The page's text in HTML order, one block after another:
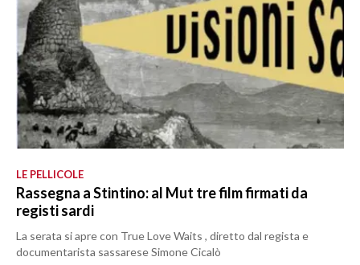
LE PELLICOLE
Rassegna a Stintino: al Mut tre film firmati da
registi sardi
La serata si apre con True Love Waits , diretto dal regista e
documentarista sassarese Simone Cicalò